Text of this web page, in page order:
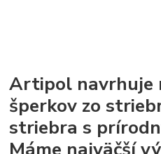
Artipol navrhuje
šperkov zo
striebra s
Máme najväčší